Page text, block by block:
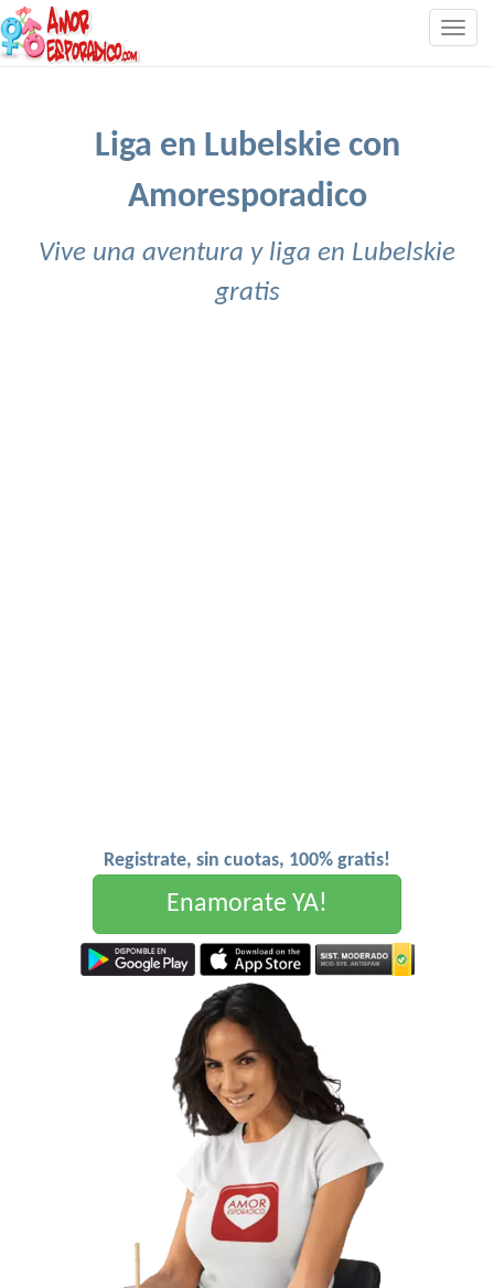
Liga en Lubelskie con
Amoresporadico
Vive una aventura y liga en Lubelskie
gratis
Registrate, sin cuotas, 100% gratis!
Enamorate YA!